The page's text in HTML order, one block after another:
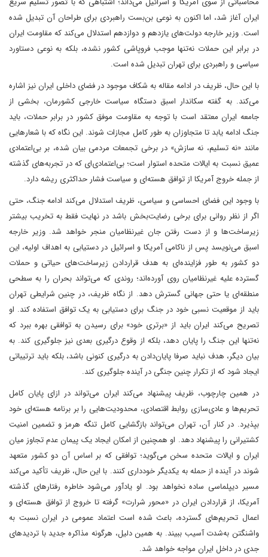
ایران آغاز شد، اما اکنون به نوعی بن‌بست راهبردی برای طراحان آن تبدیل شده
است. وزیر خارجه دولت‌های یازدهم و دوازدهم استدلال می‌کند که مقاومت ایران
در برابر این حملات نه‌تنها موجب فروپاشی کشور نشده، بلکه به نوعی دستاورد
سیاسی و راهبردی برای تهران تبدیل شده است.
با این حال، ظریف در ادامه مقاله به شکاف موجود در فضای داخلی ایران نیز اشاره
می‌کند. به گفته سکاندار اسبق دستگاه سیاست خارجی کشورمان، بخشی از
جامعه ایران معتقد است با توجه به مقاومت موفق کشور در برابر حملات، باید
جنگ ادامه یابد تا متجاوزان به طور کامل مجازات شوند. این نگاه که با شعارهایی
مانند «نه تسلیم، نه سازش» در برخی تجمعات مردمی بیان شده، بر بی‌اعتمادی
عمیق نسبت به ایالات متحده استوار است؛ بی‌اعتمادی‌ای که در تجربه‌های گذشته
از جمله خروج آمریکا از توافق هسته‌ای و سیاست فشار حداکثری ریشه دارد.
با وجود این فضای احساسی و سیاسی، ظریف استدلال می‌کند ادامه جنگ، حتی
اگر از نظر روانی برای برخی رضایت‌بخش باشد در نهایت فقط به تخریب بیشتر
زیرساخت‌ها و از دست رفتن جان غیرنظامیان منجر خواهد شد. وزیر خارجه
اسبق می‌نویسد پس از ناکامی آمریکا و اسرائیل در دستیابی به اهداف اولیه، این
دو کشور به طور فزاینده‌ای به هدف قراردادن زیرساخت‌های حیاتی و حملات
گسترده علیه غیرنظامیان روی آورده‌اند؛ روندی که می‌تواند بحران را به سطحی
منطقه‌ای یا حتی جهانی گسترش دهد. از نگاه ظریف، در چنین شرایطی تهران
باید از موقعیت نسبی خود در جنگ برای دستیابی به یک توافق استفاده کند. او
تصریح می‌کند ایران باید از «برتری خود» برای رسیدن به توافقی بهره ببرد که
نه‌تنها این جنگ را پایان دهد، بلکه از وقوع درگیری بعدی نیز جلوگیری کند. به
بیان دیگر، هدف نباید صرفا پایان‌دادن به درگیری کنونی باشد، بلکه باید ترتیباتی
ایجاد شود که از تکرار چنین جنگی در آینده جلوگیری کند.
در همین چارچوب، ظریف پیشنهاد می‌کند ایران می‌تواند در ازای پایان کامل
تحریم‌ها و عادی‌سازی روابط اقتصادی، محدودیت‌هایی را بر برنامه هسته‌ای خود
بپذیرد. در کنار آن، تهران می‌تواند بازگشایی کامل تنگه هرمز و تضمین امنیت
کشتیرانی را پیشنهاد دهد. او همچنین از امکان ایجاد یک پیمان عدم تجاوز میان
ایران و ایالات متحده سخن می‌گوید؛ توافقی که بر اساس آن دو کشور متعهد
شوند در آینده از حمله به یکدیگر خودداری کنند. با این حال، ظریف تأکید می‌کند
مسیر دیپلماسی ساده نخواهد بود. او یادآور می‌شود خاطره رفتارهای گذشته
آمریکا، از قرار‌دادن ایران در «محور شرارت» گرفته تا خروج از توافق هسته‌ای و
اعمال تحریم‌های گسترده، باعث شده است اعتماد عمومی در ایران نسبت به
واشنگتن به‌شدت آسیب ببیند. به همین دلیل، هرگونه مذاکره جدید با تردیدهای
جدی در داخل ایران مواجه خواهد شد.